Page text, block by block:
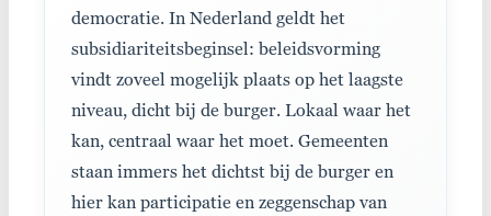
democratie. In Nederland geldt het
subsidiariteitsbeginsel: beleidsvorming
vindt zoveel mogelijk plaats op het laagste
niveau, dicht bij de burger. Lokaal waar het
kan, centraal waar het moet. Gemeenten
staan immers het dichtst bij de burger en
hier kan participatie en zeggenschap van